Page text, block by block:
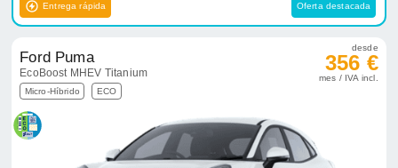
Entrega rápida Oferta destacada
Ford Puma
EcoBoost MHEV Titanium
Micro-Híbrido ECO
desde
356 €
mes / IVA incl.